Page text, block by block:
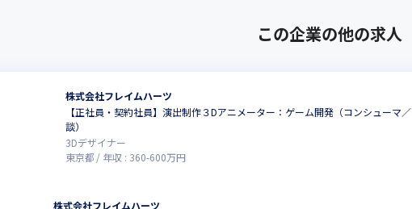
この企業の他の求人
株式会社フレイムハーツ
【正社員・契約社員】演出制作３Dアニメーター：ゲーム開発（コンシュー
談）
3Dデザイナー
東京都
年収 : 360-600万円
株式会社フレイムハーツ